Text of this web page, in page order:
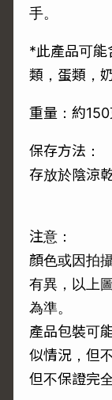
手。
*此產品可能
類，蛋類，
重量：約
保存方法：
存放於陰涼
注意：
顏色或因拍
有異，以上
為準。
產品包裝可
似情況，但
但不保證完